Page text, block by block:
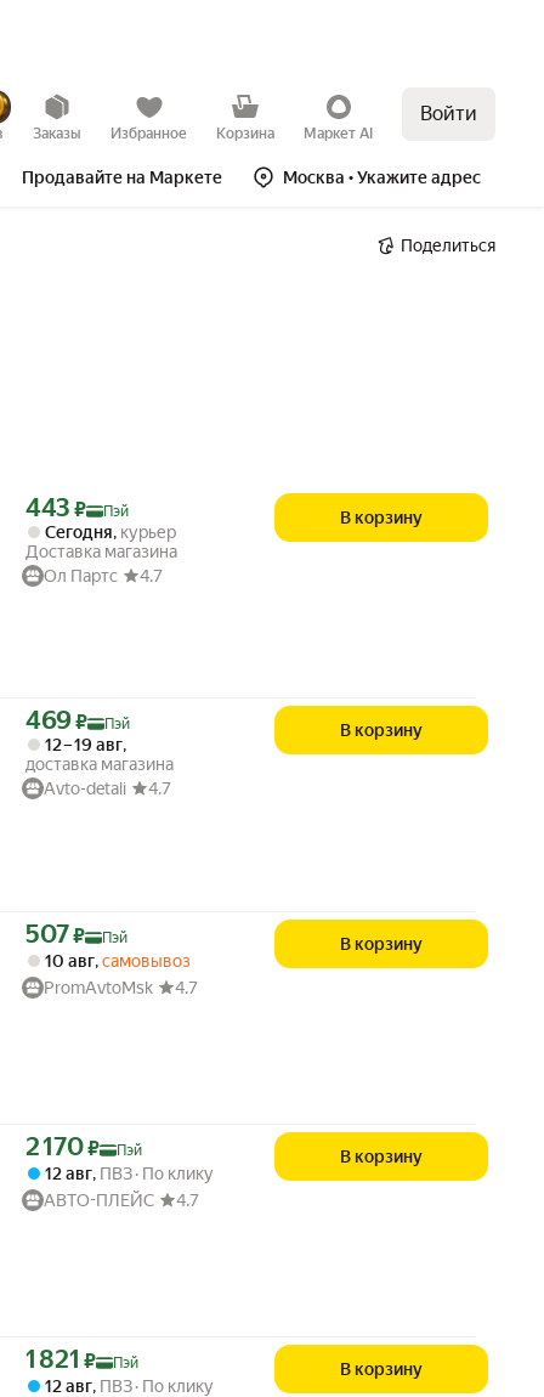
Заказы Избранное Корзина Маркет AI
Войти
Продавайте на Маркете Москва • Укажите адрес
Поделиться
Цена с картой Яндекс Пэй 443 ₽ вместо
443 ₽ Пэй
Сегодня, курьер
Доставка магазина
Ол Партс
4.7
В корзину
Цена с картой Яндекс Пэй 469 ₽ вместо
469₽ Пэй
12 – 19 авг,
доставка магазина
Avto-detali
4.7
В корзину
Цена с картой Яндекс Пэй 507 ₽ вместо
507₽ Пэй
10 авг,самовывоз
PromAvtoMsk
4.7
В корзину
Цена с картой Яндекс Пэй 2170 ₽ вместо
2 170₽ Пэй
12 авг, ПВЗ По клику
АВТО-ПЛЕЙС
4.7
В корзину
Цена с картой Яндекс Пэй 1821 ₽ вместо
1 821 ₽ Пэй
12 авг, ПВЗ По клику
В корзину